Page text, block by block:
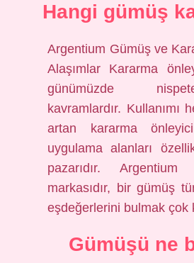
Hangi gümüş
Argentium Gümüş ve
Alaşımlar Kararma
günümüzde
kavramlardır. Kullanımı
artan kararma önleyici
uygulama alanları
pazarıdır.
markasıdır, bir gümüş
eşdeğerlerini bulmak çok
Gümüşü ne